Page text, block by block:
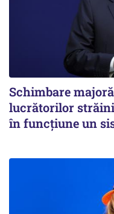
Schimbare
lucrătorilor
în funcțiune un